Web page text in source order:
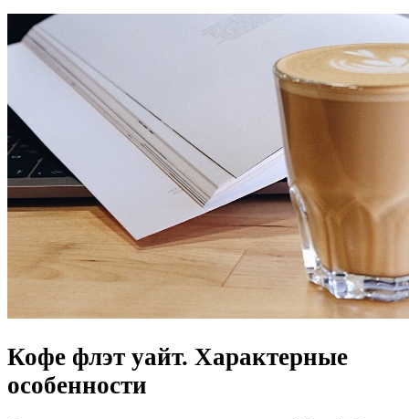
Кофе флэт уайт. Характерные
особенности